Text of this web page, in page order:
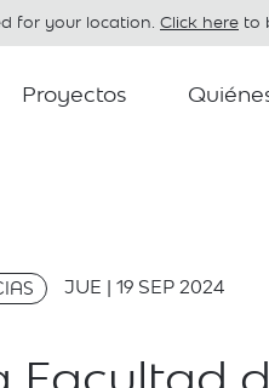
for your location. Click here to
Proyectos
JUE | 19 SEP 2024